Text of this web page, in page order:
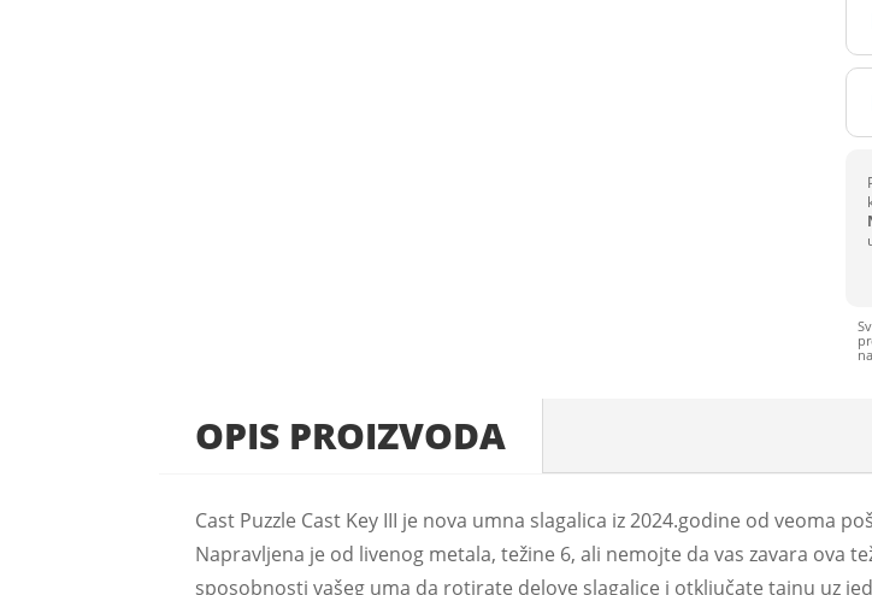
OPIS PROIZVODA
Cast Puzzle Cast Key III je nova umna slagalica iz 2024.godine od veoma
Napravljena je od livenog metala, težine 6, ali nemojte da vas zavara ova
sposobnosti vašeg uma da rotirate delove slagalice i otključate tajnu uz